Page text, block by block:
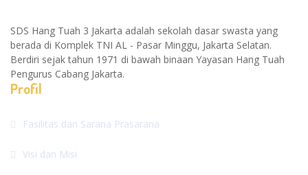
SDS Hang Tuah 3 Jakarta adalah sekolah dasar swasta yang
berada di Komplek TNI AL - Pasar Minggu, Jakarta Selatan.
Berdiri sejak tahun 1971 di bawah binaan Yayasan Hang Tuah
Pengurus Cabang Jakarta.
Profil
Fasilitas dan Sarana Prasarana
Visi dan Misi